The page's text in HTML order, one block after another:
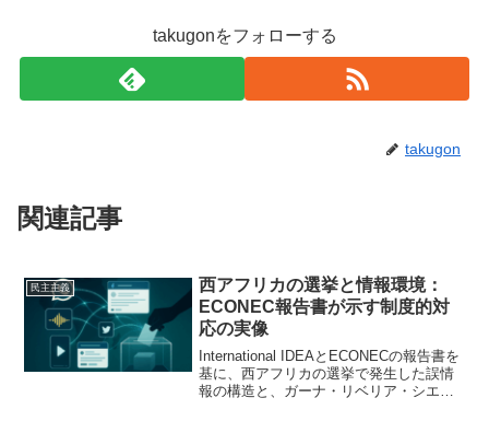
takugonをフォローする
takugon
関連記事
民主主義
西アフリカの選挙と情報環境：
ECONEC報告書が示す制度的対
応の実像
International IDEAとECONECの報告書を
基に、西アフリカの選挙で発生した誤情
報の構造と、ガーナ・リベリア・シエラ